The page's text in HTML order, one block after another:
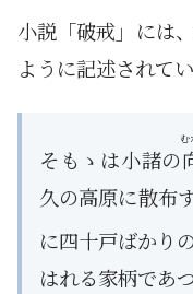
小説「破戒」には
ように記述されてい
そもゝは小諸の
む
久の高原に散布
に四十戸ばかり
はれる家柄であつ